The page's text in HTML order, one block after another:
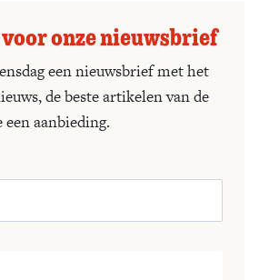
onze nieuwsbrief
een nieuwsbrief met het
de beste artikelen van de
een aanbieding.